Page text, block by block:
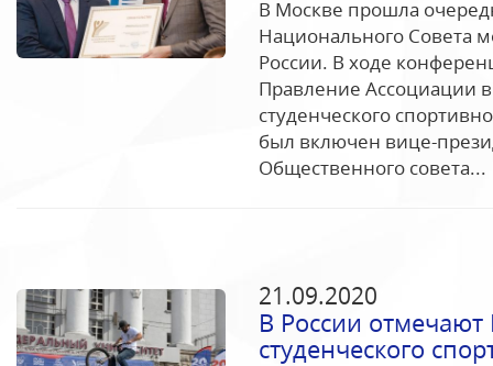
В Москве прошла
Национального Совета
России. В ходе
Правление Ассоциации в
студенческого
был включен вице-
Общественного совета...
21.09.2020
В России
студенческого